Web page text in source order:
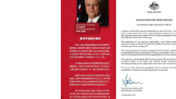
时刻，但也有太多这样温暖的记
头，那么澳洲就像我的恋人，后
候，我内心非常难过，因此今天
的大使，成为一个和平的传递者
是大年三十，对于新移民而言，
中国的又要赶来夫妻子女团聚，
济做出巨大贡献，那么我们也希
个媒人，把两个有缘分的人介绍
《商圈》终成眷属！祝愿今天所有